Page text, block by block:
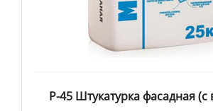
Р-45 Штукатурка фасадная